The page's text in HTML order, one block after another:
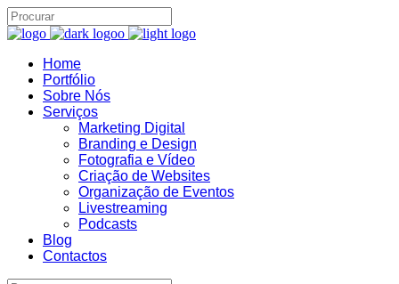
Home
Portfólio
Sobre Nós
Serviços
Marketing Digital
Branding e Design
Fotografia e Vídeo
Criação de Websites
Organização de Eventos
Livestreaming
Podcasts
Blog
Contactos
B22
Brand22 Assistente
Online